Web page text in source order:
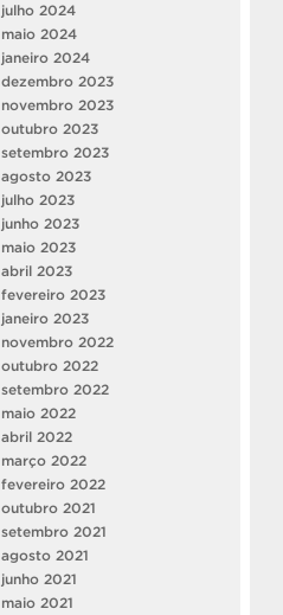
julho 2024
maio 2024
janeiro 2024
dezembro 2023
novembro 2023
outubro 2023
setembro 2023
agosto 2023
julho 2023
junho 2023
maio 2023
abril 2023
fevereiro 2023
janeiro 2023
novembro 2022
outubro 2022
setembro 2022
maio 2022
abril 2022
março 2022
fevereiro 2022
outubro 2021
setembro 2021
agosto 2021
junho 2021
maio 2021